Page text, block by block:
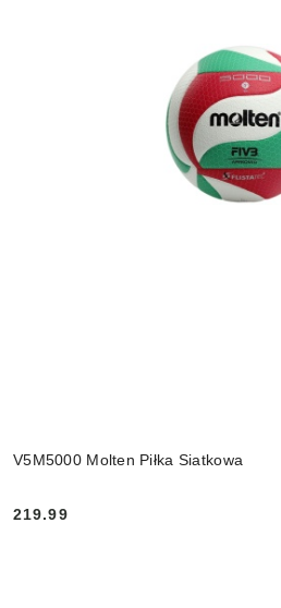
V5M5000 Molten Piłka Siatkowa
Cena:
219.99